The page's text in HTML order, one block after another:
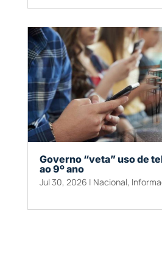
Governo “veta” uso de
ao 9º ano
Jul 30, 2026 | Nacional,